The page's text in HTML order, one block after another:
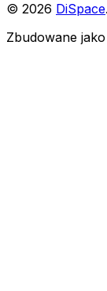
© 2026 DiSpace.
Zbudowane